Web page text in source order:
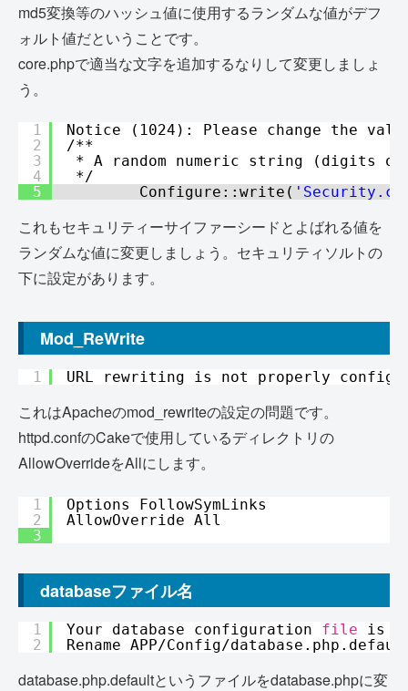
md5変換等のハッシュ値に使用するランダムな値がデフ
ォルト値だということです。
core.phpで適当な文字を追加するなりして変更しましょ
う。
1
2
3
4
5
Notice (1024): Please change the
/**
* A random numeric string (digits
*/
Configure::write(
これもセキュリティーサイファーシードとよばれる値を
ランダムな値に変更しましょう。セキュリティソルトの
下に設定があります。
Mod_ReWrite
1 URL rewriting is not properly
これはApacheのmod_rewriteの設定の問題です。
httpd.confのCakeで使用しているディレクトリの
AllowOverrideをAllにします。
1
2
3
Options FollowSymLinks
AllowOverride All
databaseファイル名
1
2
Your database configuration file
is
Rename APP/Config/database
database.php.defaultというファイルをdatabase.phpに変